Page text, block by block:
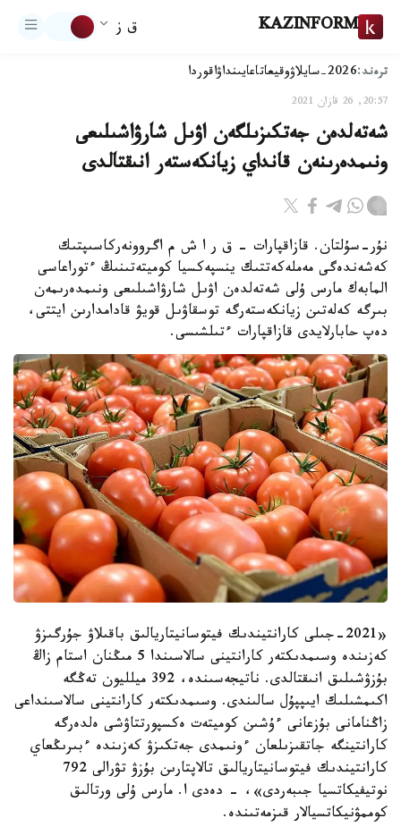
KAZINFORM ق ز
ترەند:2026-سايلاۋ وقيعاتاعايىنداۋاقوردا
20:57, 26 قازان 2021
شەتەلدەن جەتكىزىلگەن اۋىل شارۋاشىلىعى
ونىمدەرىنەن قانداي زيانكەستەر انىقتالدى
نۇر-سۇلتان. قازاقپارات - ق ر ا ش م اگروونەركاسىپتىك
كەشەندەگى مەملەكەتتىك ينسپەكسيا كوميتەتىنىڭ ءتوراعاسى
المابەك مارس ۇلى شەتەلدەن اۋىل شارۋاشىلىعى ونىمدەرىمەن
بىرگە كەلەتىن زيانكەستەرگە توسقاۋىل قويۋ قادامدارىن ايتتى،
دەپ حابارلايدى قازاقپارات ءتىلشىسى.
«2021-جىلى كارانتيندىك فيتوسانيتاريالىق باقىلاۋ جۇرگىزۋ
كەزىندە وسىمدىكتەر كارانتينى سالاسىندا 5 مىڭنان استام زاڭ
بۇزۋشىلىق انىقتالدى. ناتيجەسىندە، 392 ميلليون تەڭگە
اكىمشىلىك ايىپپۇل سالىندى. وسىمدىكتەر كارانتينى سالاسىنداعى
زاڭنامانى بۇزعانى ءۇشىن كوميتەت ەكسپورتتاۋشى ەلدەرگە
كارانتينگە جاتقىزىلعان ءونىمدى جەتكىزۋ كەزىندە ءبىرىڭعاي
كارانتيندىك فيتوسانيتاريالىق تالاپتارىن بۇزۋ تۋرالى 792
نوتيفيكاتسيا جىبەردى»، - دەدى ا. مارس ۇلى ورتالىق
كوممۋنيكاتسيالار قىزمەتىندە.